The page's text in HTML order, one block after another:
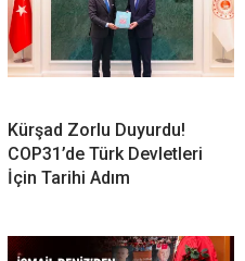
Kürşad Zorlu Duyurdu!
COP31’de Türk Devletleri
İçin Tarihi Adım